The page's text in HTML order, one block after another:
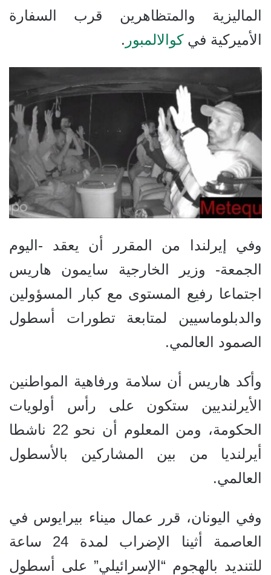
الماليزية والمتظاهرين قرب السفارة
الأميركية فيكوالالمبور .
وفي إيرلندا من المقرر أن يعقد -اليوم
الجمعة- وزير الخارجية سايمون هاريس
اجتماعا رفيع المستوى مع كبار المسؤولين
والدبلوماسيين لمتابعة تطورات أسطول
الصمود العالمي.
وأكد هاريس أن سلامة ورفاهية المواطنين
الأيرلنديين ستكون على رأس أولويات
الحكومة، ومن المعلوم أن نحو 22 ناشطا
أيرلنديا من بين المشاركين بالأسطول
العالمي.
وفي اليونان، قرر عمال ميناء بيرايوس في
العاصمة أثينا الإضراب لمدة 24 ساعة
للتنديد بالهجوم “الإسرائيلي” على أسطول